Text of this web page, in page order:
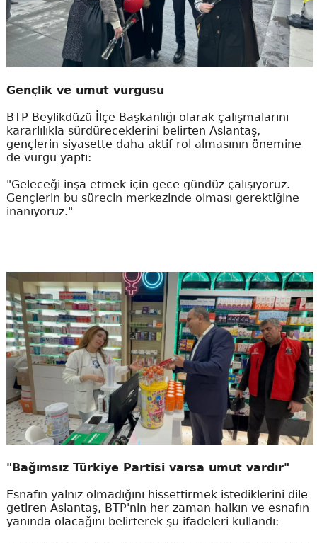
Gençlik ve umut vurgusu
BTP Beylikdüzü İlçe Başkanlığı olarak çalışmalarını
kararlılıkla sürdüreceklerini belirten Aslantaş,
gençlerin siyasette daha aktif rol almasının önemine
de vurgu yaptı:
"Geleceği inşa etmek için gece gündüz çalışıyoruz.
Gençlerin bu sürecin merkezinde olması gerektiğine
inanıyoruz."
"Bağımsız Türkiye Partisi varsa umut vardır"
Esnafın yalnız olmadığını hissettirmek istediklerini dile
getiren Aslantaş, BTP'nin her zaman halkın ve esnafın
yanında olacağını belirterek şu ifadeleri kullandı: